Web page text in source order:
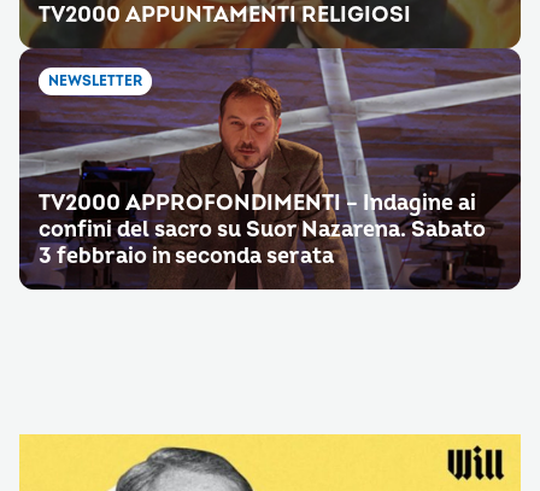
TV2000 APPUNTAMENTI RELIGIOSI
NEWSLETTER
TV2000 APPROFONDIMENTI – Indagine ai
confini del sacro su Suor Nazarena. Sabato
3 febbraio in seconda serata